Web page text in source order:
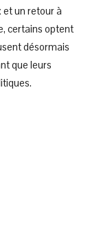
un retour à
certains optent
désormais
que leurs